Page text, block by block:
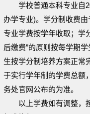
学校普通本科专业自
办学专业)。学分制收费
专业学费按学年收取；学
后缴费”的原则按每学期
生按学分制培养方案正常
于实行学年制的学费总额
务处官网公布的为准。
以上学费如有调整，